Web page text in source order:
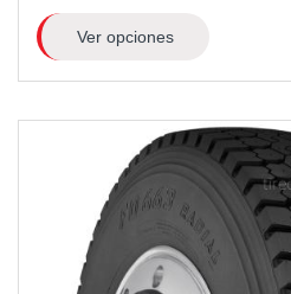
Ver opciones